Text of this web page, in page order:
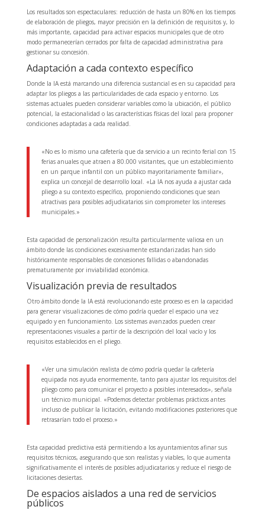
Los resultados son espectaculares: reducción de hasta un 80% en los tiempos
de elaboración de pliegos, mayor precisión en la definición de requisitos y, lo
más importante, capacidad para activar espacios municipales que de otro
modo permanecerían cerrados por falta de capacidad administrativa para
gestionar su concesión.
Adaptación a cada contexto específico
Donde la IA está marcando una diferencia sustancial es en su capacidad para
adaptar los pliegos a las particularidades de cada espacio y entorno. Los
sistemas actuales pueden considerar variables como la ubicación, el público
potencial, la estacionalidad o las características físicas del local para proponer
condiciones adaptadas a cada realidad.
«No es lo mismo una cafetería que da servicio a un recinto ferial con 15
ferias anuales que atraen a 80.000 visitantes, que un establecimiento
en un parque infantil con un público mayoritariamente familiar»,
explica un concejal de desarrollo local. «La IA nos ayuda a ajustar cada
pliego a su contexto específico, proponiendo condiciones que sean
atractivas para posibles adjudicatarios sin comprometer los intereses
municipales.»
Esta capacidad de personalización resulta particularmente valiosa en un
ámbito donde las condiciones excesivamente estandarizadas han sido
históricamente responsables de concesiones fallidas o abandonadas
prematuramente por inviabilidad económica.
Visualización previa de resultados
Otro ámbito donde la IA está revolucionando este proceso es en la capacidad
para generar visualizaciones de cómo podría quedar el espacio una vez
equipado y en funcionamiento. Los sistemas avanzados pueden crear
representaciones visuales a partir de la descripción del local vacío y los
requisitos establecidos en el pliego.
«Ver una simulación realista de cómo podría quedar la cafetería
equipada nos ayuda enormemente, tanto para ajustar los requisitos del
pliego como para comunicar el proyecto a posibles interesados», señala
un técnico municipal. «Podemos detectar problemas prácticos antes
incluso de publicar la licitación, evitando modificaciones posteriores que
retrasarían todo el proceso.»
Esta capacidad predictiva está permitiendo a los ayuntamientos afinar sus
requisitos técnicos, asegurando que son realistas y viables, lo que aumenta
significativamente el interés de posibles adjudicatarios y reduce el riesgo de
licitaciones desiertas.
De espacios aislados a una red de servicios
públicos